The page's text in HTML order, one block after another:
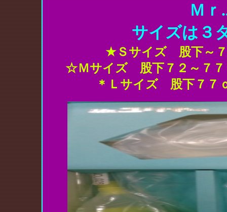
Ｍ
サイズは３
★Ｓサイズ 股下～７
☆Ｍサイズ 股下７２～７７
＊Ｌサイズ 股下７７